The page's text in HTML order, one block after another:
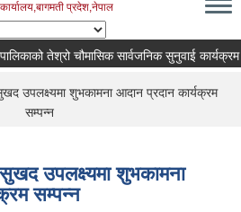
प्रदेश,नेपाल
तेश्रो चौमासिक सार्वजनिक सुनुवाई कार्यक्रम
उपलक्ष्यमा शुभकामना आदान प्रदान कार्यक्रम
सम्पन्न
उपलक्ष्यमा शुभकामना
सम्पन्न